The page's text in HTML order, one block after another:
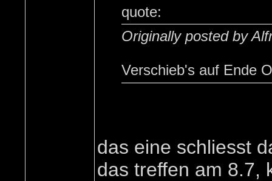
quote:
Originally posted by
Verschieb's auf Ende
das eine schliesst
das treffen am 8.7,